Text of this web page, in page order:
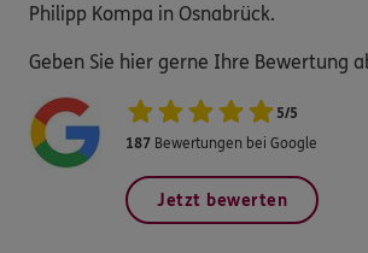
Philipp Kompa in Osnabrück.
Geben Sie hier gerne Ihre Bewertung
5/5
187 Bewertungen bei Google
Jetzt bewerten